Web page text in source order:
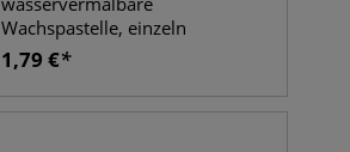
Wachspastelle, einzeln
1,79 €